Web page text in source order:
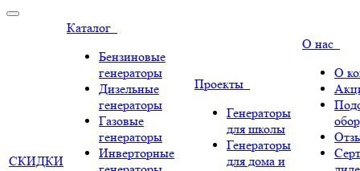
СКИДКИ
Каталог
Бензиновые
генераторы
Дизельные
генераторы
Газовые
генераторы
Инверторные
Проекты
Генераторы
для школы
Генераторы
для дома и
О нас
О